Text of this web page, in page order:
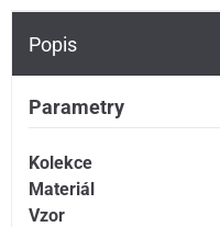
Popis
Parametry
Kolekce
Materiál
Vzor